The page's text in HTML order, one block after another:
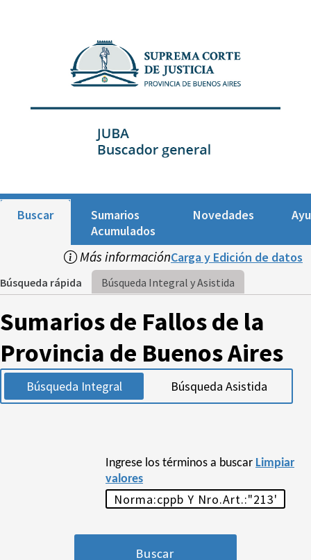
Buscar
Sumarios
Acumulados
Novedades
Más informaciónCarga y Edición de datos
Búsqueda rápida Búsqueda Integral y Asistida
Sumarios de Fallos de la
Provincia de Buenos Aires
Búsqueda Integral Búsqueda Asistida
Ingrese los términos a buscar Limpiar
valores